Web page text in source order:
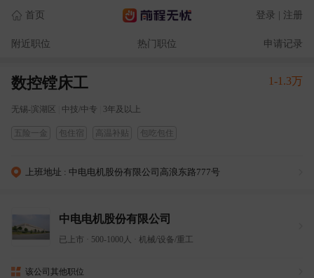
首页 登录 | 注册
附近职位 热门职位 申请记录
数控镗床工 1-1.3万
无锡-滨湖区 中技/中专 3年及以上
五险一金 包住宿 高温补贴 包吃包住
上班地址 : 中电电机股份有限公司高浪东路777号
中电电机股份有限公司
已上市 500-1000人 机械/设备/重工
该公司其他职位